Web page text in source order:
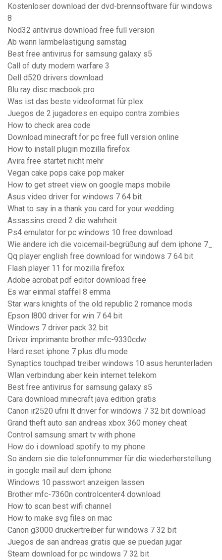
Kostenloser download der dvd-brennsoftware für windows
8
Nod32 antivirus download free full version
Ab wann lärmbelästigung samstag
Best free antivirus for samsung galaxy s5
Call of duty modern warfare 3
Dell d520 drivers download
Blu ray disc macbook pro
Was ist das beste videoformat für plex
Juegos de 2 jugadores en equipo contra zombies
How to check area code
Download minecraft for pc free full version online
How to install plugin mozilla firefox
Avira free startet nicht mehr
Vegan cake pops cake pop maker
How to get street view on google maps mobile
Asus video driver for windows 7 64 bit
What to say in a thank you card for your wedding
Assassins creed 2 die wahrheit
Ps4 emulator for pc windows 10 free download
Wie ändere ich die voicemail-begrüßung auf dem iphone 7_
Qq player english free download for windows 7 64 bit
Flash player 11 for mozilla firefox
Adobe acrobat pdf editor download free
Es war einmal staffel 8 emma
Star wars knights of the old republic 2 romance mods
Epson l800 driver for win 7 64 bit
Windows 7 driver pack 32 bit
Driver imprimante brother mfc-9330cdw
Hard reset iphone 7 plus dfu mode
Synaptics touchpad treiber windows 10 asus herunterladen
Wlan verbindung aber kein internet telekom
Best free antivirus for samsung galaxy s5
Cara download minecraft java edition gratis
Canon ir2520 ufrii lt driver for windows 7 32 bit download
Grand theft auto san andreas xbox 360 money cheat
Control samsung smart tv with phone
How do i download spotify to my phone
So ändern sie die telefonnummer für die wiederherstellung
in google mail auf dem iphone
Windows 10 passwort anzeigen lassen
Brother mfc-7360n controlcenter4 download
How to scan best wifi channel
How to make svg files on mac
Canon g3000 druckertreiber für windows 7 32 bit
Juegos de san andreas gratis que se puedan jugar
Steam download for pc windows 7 32 bit